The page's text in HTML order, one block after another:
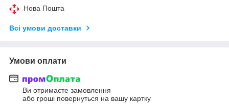
Нова Пошта
Всі умови доставки
Умови оплати
Ви отримаєте замовлення
або гроші повернуться на вашу картку